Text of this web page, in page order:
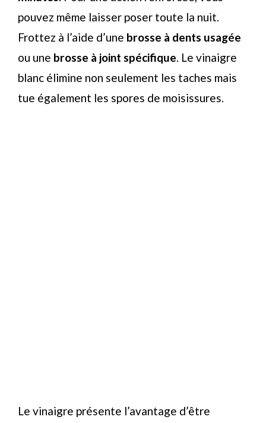
pouvez même laisser poser toute la nuit.
Frottez à l’aide d’une brosse à dents usagée
ou une brosse à joint spécifique. Le vinaigre
blanc élimine non seulement les taches mais
tue également les spores de moisissures.
Le vinaigre présente l’avantage d’être